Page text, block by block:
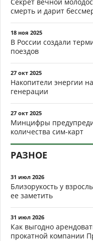
смерть и дарит
18 ноя 2025
В России создали
поездов
27 окт 2025
Накопители энергии
генерации
27 окт 2025
Минцифры
количества сим-карт
РАЗНОЕ
31 июл 2026
Близорукость у
ее заметить
31 июл 2026
Как выгодно
прокатной компании